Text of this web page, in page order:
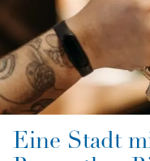
Eine Stadt